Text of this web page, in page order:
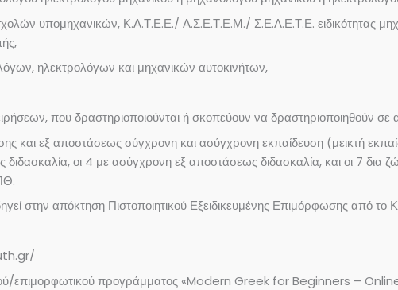
υπομηχανικών, Κ.Α.Τ.Ε.Ε./ Α.Σ.Ε.Τ.Ε.Μ./ Σ.Ε.Λ.Ε.Τ.Ε. ειδικότητας
ηλεκτρολόγων και μηχανικών αυτοκινήτων,
που δραστηριοποιούνται ή σκοπεύουν να δραστηριοποιηθούν σε
και εξ αποστάσεως σύγχρονη και ασύγχρονη εκπαίδευση (μεικτή
οι 4 με ασύγχρονη εξ αποστάσεως διδασκαλία, και οι 7 δια
στην απόκτηση Πιστοποιητικού Εξειδικευμένης Επιμόρφωσης από
επιμορφωτικού προγράμματος «Modern Greek for Beginners –